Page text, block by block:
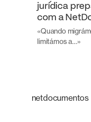
jurídica
com a
«Quando
limitámos a…»
netdocumentos